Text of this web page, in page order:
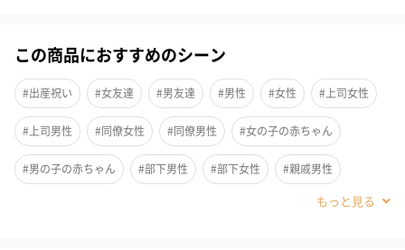
記念や１歳のお誕生日プレゼントとしてもお喜びいただいていま
す。
安心の保存性と高いデザイン性
この商品におすすめのシーン
#出産祝い #女友達 #男友達 #男性 #女性 #上司女性
#上司男性 #同僚女性 #同僚男性 #女の子の赤ちゃん
#男の子の赤ちゃん #部下男性 #部下女性 #親戚男性
#20代後半 #30代